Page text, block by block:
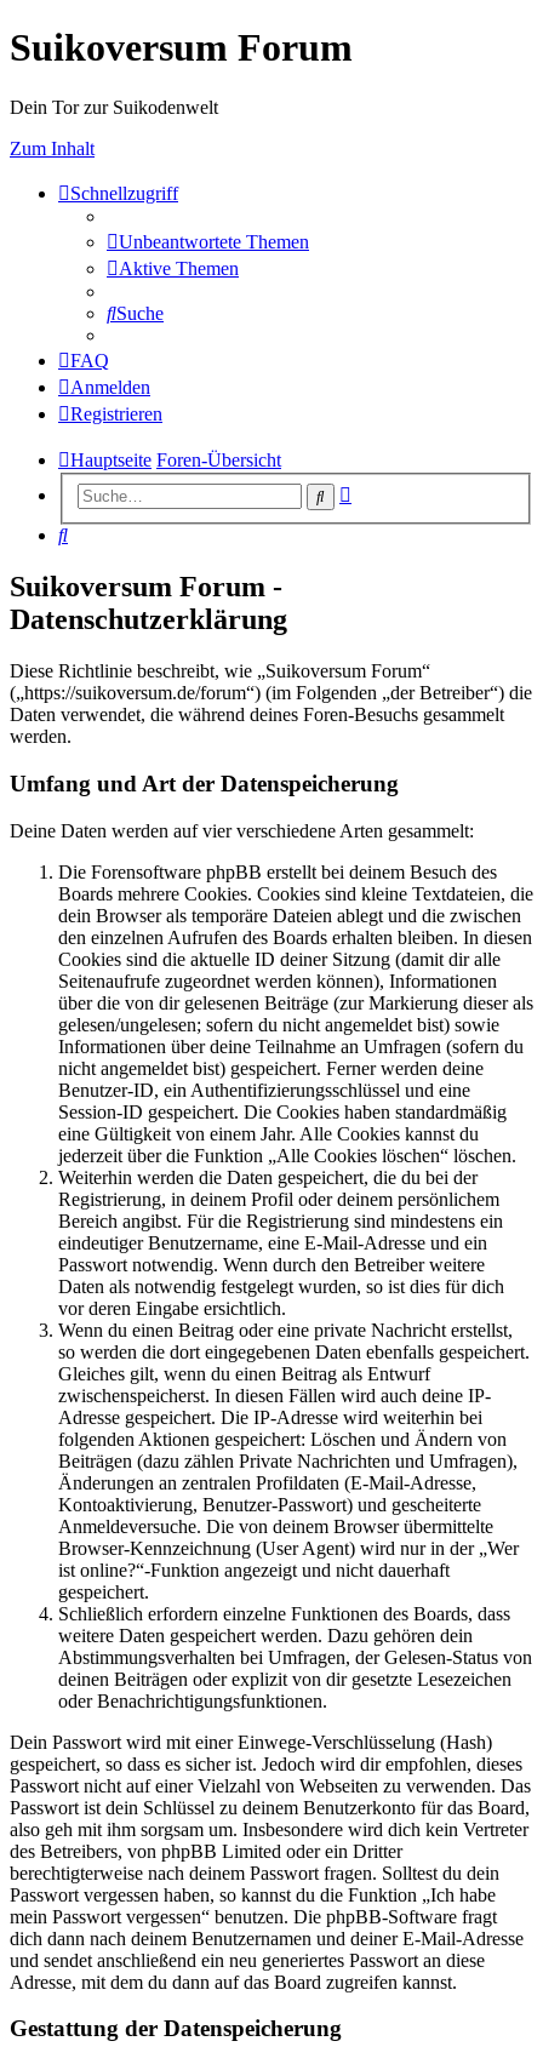
Suikoversum Forum
Dein Tor zur Suikodenwelt
Zum Inhalt
Schnellzugriff
Unbeantwortete Themen
Aktive Themen
Suche
FAQ
Anmelden
Registrieren
Hauptseite Foren-Übersicht
Suche
Suche
Suikoversum Forum -
Datenschutzerklärung
Diese Richtlinie beschreibt, wie „Suikoversum Forum“
(„https://suikoversum.de/forum“) (im Folgenden „der Betreiber“) die
Daten verwendet, die während deines Foren-Besuchs gesammelt
werden.
Umfang und Art der Datenspeicherung
Deine Daten werden auf vier verschiedene Arten gesammelt:
Die Forensoftware phpBB erstellt bei deinem Besuch des
Boards mehrere Cookies. Cookies sind kleine Textdateien, die
dein Browser als temporäre Dateien ablegt und die zwischen
den einzelnen Aufrufen des Boards erhalten bleiben. In diesen
Cookies sind die aktuelle ID deiner Sitzung (damit dir alle
Seitenaufrufe zugeordnet werden können), Informationen
über die von dir gelesenen Beiträge (zur Markierung dieser als
gelesen/ungelesen; sofern du nicht angemeldet bist) sowie
Informationen über deine Teilnahme an Umfragen (sofern du
nicht angemeldet bist) gespeichert. Ferner werden deine
Benutzer-ID, ein Authentifizierungsschlüssel und eine
Session-ID gespeichert. Die Cookies haben standardmäßig
eine Gültigkeit von einem Jahr. Alle Cookies kannst du
jederzeit über die Funktion „Alle Cookies löschen“ löschen.
Weiterhin werden die Daten gespeichert, die du bei der
Registrierung, in deinem Profil oder deinem persönlichem
Bereich angibst. Für die Registrierung sind mindestens ein
eindeutiger Benutzername, eine E-Mail-Adresse und ein
Passwort notwendig. Wenn durch den Betreiber weitere
Daten als notwendig festgelegt wurden, so ist dies für dich
vor deren Eingabe ersichtlich.
Wenn du einen Beitrag oder eine private Nachricht erstellst,
so werden die dort eingegebenen Daten ebenfalls gespeichert.
Gleiches gilt, wenn du einen Beitrag als Entwurf
zwischenspeicherst. In diesen Fällen wird auch deine IP-
Adresse gespeichert. Die IP-Adresse wird weiterhin bei
folgenden Aktionen gespeichert: Löschen und Ändern von
Beiträgen (dazu zählen Private Nachrichten und Umfragen),
Änderungen an zentralen Profildaten (E-Mail-Adresse,
Kontoaktivierung, Benutzer-Passwort) und gescheiterte
Anmeldeversuche. Die von deinem Browser übermittelte
Browser-Kennzeichnung (User Agent) wird nur in der „Wer
ist online?“-Funktion angezeigt und nicht dauerhaft
gespeichert.
Schließlich erfordern einzelne Funktionen des Boards, dass
weitere Daten gespeichert werden. Dazu gehören dein
Abstimmungsverhalten bei Umfragen, der Gelesen-Status von
deinen Beiträgen oder explizit von dir gesetzte Lesezeichen
oder Benachrichtigungsfunktionen.
Dein Passwort wird mit einer Einwege-Verschlüsselung (Hash)
gespeichert, so dass es sicher ist. Jedoch wird dir empfohlen, dieses
Passwort nicht auf einer Vielzahl von Webseiten zu verwenden. Das
Passwort ist dein Schlüssel zu deinem Benutzerkonto für das Board,
also geh mit ihm sorgsam um. Insbesondere wird dich kein Vertreter
des Betreibers, von phpBB Limited oder ein Dritter
berechtigterweise nach deinem Passwort fragen. Solltest du dein
Passwort vergessen haben, so kannst du die Funktion „Ich habe
mein Passwort vergessen“ benutzen. Die phpBB-Software fragt
dich dann nach deinem Benutzernamen und deiner E-Mail-Adresse
und sendet anschließend ein neu generiertes Passwort an diese
Adresse, mit dem du dann auf das Board zugreifen kannst.
Gestattung der Datenspeicherung